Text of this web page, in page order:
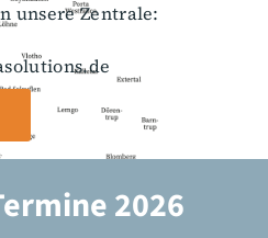
unsere Zentrale:
2026